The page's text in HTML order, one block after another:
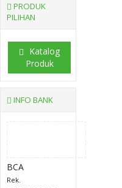
PRODUK
PILIHAN
Katalog
Produk
INFO BANK
BCA
Rek.